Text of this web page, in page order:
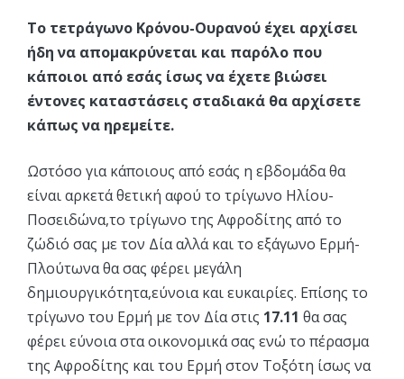
Το τετράγωνο Κρόνου-Ουρανού έχει αρχίσει
ήδη να απομακρύνεται και παρόλο που
κάποιοι από εσάς ίσως να έχετε βιώσει
έντονες καταστάσεις σταδιακά θα αρχίσετε
κάπως να ηρεμείτε.
Ωστόσο για κάποιους από εσάς η εβδομάδα θα
είναι αρκετά θετική αφού το τρίγωνο Ηλίου-
Ποσειδώνα,το τρίγωνο της Αφροδίτης από το
ζώδιό σας με τον Δία αλλά και το εξάγωνο Ερμή-
Πλούτωνα θα σας φέρει μεγάλη
δημιουργικότητα,εύνοια και ευκαιρίες. Επίσης το
τρίγωνο του Ερμή με τον Δία στις 17.11 θα σας
φέρει εύνοια στα οικονομικά σας ενώ το πέρασμα
της Αφροδίτης και του Ερμή στον Τοξότη ίσως να